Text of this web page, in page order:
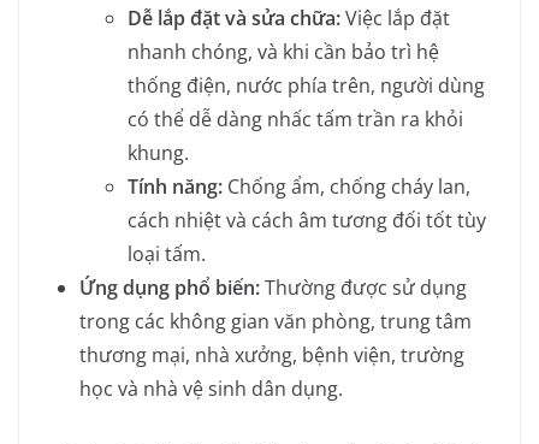
Dễ lắp đặt và sửa chữa:Việc lắp đặt
nhanh chóng, và khi cần bảo trì hệ
thống điện, nước phía trên, người dùng
có thể dễ dàng nhấc tấm trần ra khỏi
khung.
Tính năng: Chống ẩm, chống cháy lan,
cách nhiệt và cách âm tương đối tốt tùy
loại tấm.
Ứng dụng phổ biến:Thường được sử dụng
trong các không gian văn phòng, trung tâm
thương mại, nhà xưởng, bệnh viện, trường
học và nhà vệ sinh dân dụng.